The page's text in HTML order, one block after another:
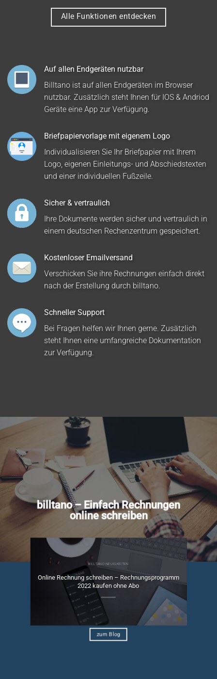
Alle Funktionen entdecken
Auf allen Endgeräten nutzbar
Billtano ist auf allen Endgeräten im Browser
nutzbar. Zusätzlich steht Ihnen für IOS & Andriod
Geräte eine App zur Verfügung.
Briefpapiervorlage mit eigenem Logo
Individualisieren Sie Ihr Briefpapier mit Ihrem
Logo, eigenen Einleitungs- und Abschiedstexten
und einer individuellen Fußzeile.
Sicher & vertraulich
Ihre Dokumente werden sicher und vertraulich in
einem deutschen Rechenzentrum gespeichert.
Kostenloser Emailversand
Verschicken Sie ihre Rechnungen einfach direkt
nach der Erstellung durch billtano.
Schneller Support
Bei Fragen helfen wir Ihnen gerne. Zusätzlich
steht Ihnen eine umfangreiche Dokumentation
zur Verfügung.
billtano – Einfach Rechnungen
online schreiben
BILLTANO NEUIGKEITEN
Online Rechnung schreiben – Rechnungsprogramm
2022 kaufen ohne Abo
zum Blog